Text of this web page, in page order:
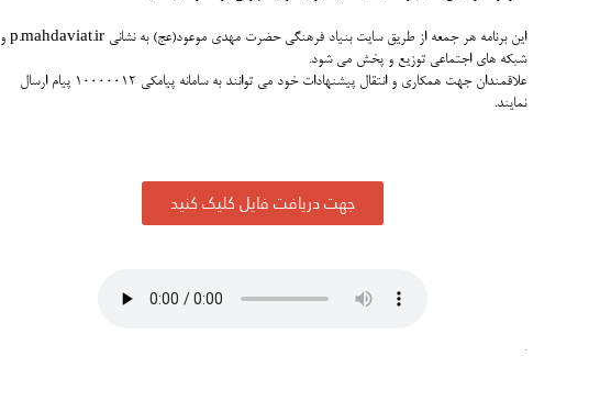
این برنامه هر جمعه از طریق سایت بنیاد فرهنگی حضرت مهدی موعود(عج) به نشانی p.mahdaviat.ir و
شبکه های اجتماعی توزیع و پخش می شود.
علاقمندان جهت همکاری و انتقال پیشنهادات خود می توانند به سامانه پیامکی ۱۰۰۰۰۰۱۲ پیام ارسال
نمایند.
جهت دریافت فایل کلیک کنید
.